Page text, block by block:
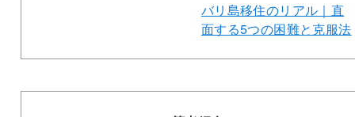
バリ島移住のリアル｜直
面する5つの困難と克服法